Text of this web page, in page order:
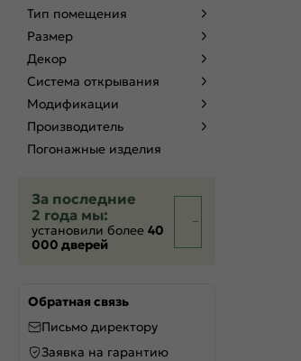
Тип помещения
Размер
Декор
Система открывания
Модификации
Производитель
Погонажные изделия
За последние
2 года мы:
установили более 40
000 дверей
Обратная связь
Письмо директору
Заявка на гарантию